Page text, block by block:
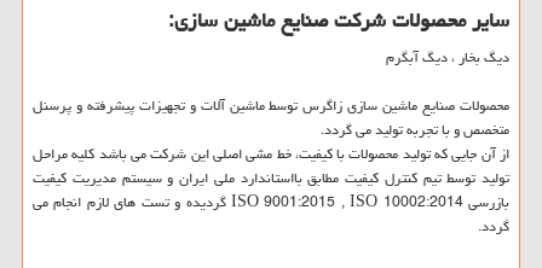
سایر محصولات شرکت صنایع ماشین سازی:
دیگ بخار ، دیگ آبگرم
محصولات صنایع ماشین سازی زاگرس توسط ماشین آلات و تجهیزات پیشرفته و پرسنل
متخصص و با تجربه تولید می گردد.
از آن جایی که تولید محصولات با کیفیت، خط مشی اصلی این شرکت می باشد کلیه مراحل
تولید توسط تیم کنترل کیفیت مطابق بااستاندارد ملی ایران و سیستم مدیریت کیفیت
بازرسی ISO 9001:2015 , ISO 10002:2014 گردیده و تست های لازم انجام می
گردد.